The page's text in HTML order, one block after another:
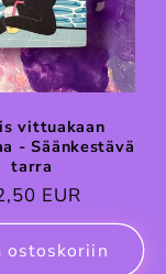
vittuakaan
- Säänkestävä
tarra
EUR
ostoskoriin